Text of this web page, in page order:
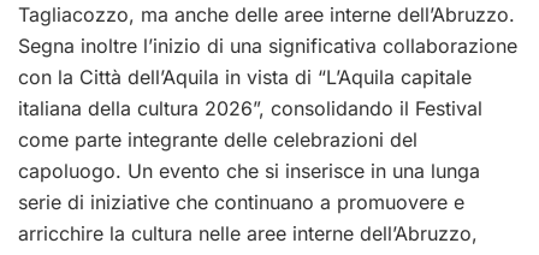
Tagliacozzo, ma anche delle aree interne dell’Abruzzo.
Segna inoltre l’inizio di una significativa collaborazione
con la Città dell’Aquila in vista di “L’Aquila capitale
italiana della cultura 2026”, consolidando il Festival
come parte integrante delle celebrazioni del
capoluogo. Un evento che si inserisce in una lunga
serie di iniziative che continuano a promuovere e
arricchire la cultura nelle aree interne dell’Abruzzo,